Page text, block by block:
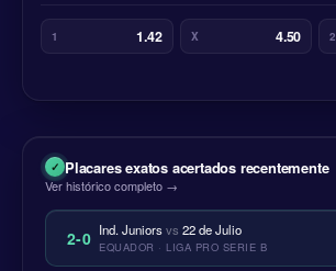
1 1.42 X 4.50 2
Placares exatos acertados recentemente
Ver histórico completo →
2-0 Ind. Juniorsvs 22 de Julio
EQUADOR · LIGA PRO SERIE B